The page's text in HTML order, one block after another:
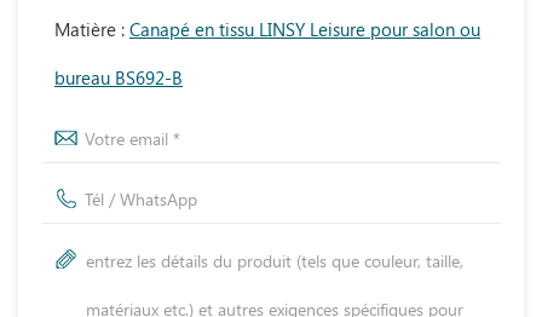
Matière : Canapé en tissu LINSY Leisure pour salon ou
bureau BS692-B